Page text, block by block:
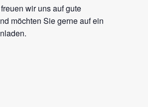
wir uns auf gute
möchten Sie gerne auf ein